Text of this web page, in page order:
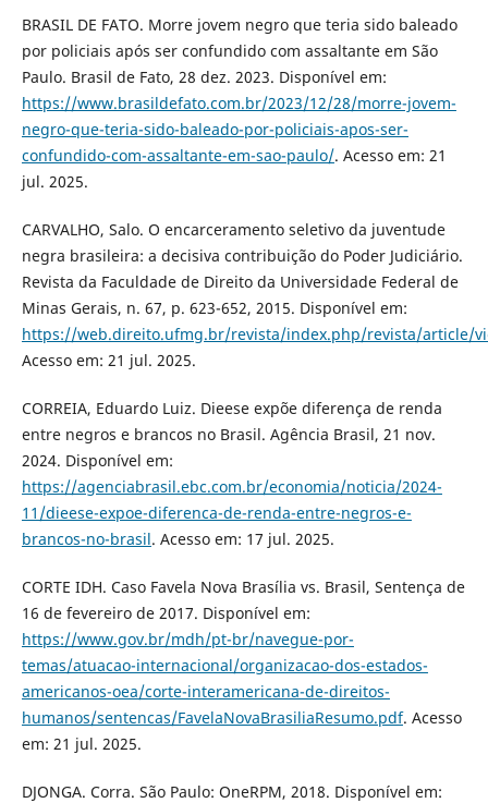
BRASIL DE FATO. Morre jovem negro que teria sido baleado
por policiais após ser confundido com assaltante em São
Paulo. Brasil de Fato, 28 dez. 2023. Disponível em:
https://www.brasildefato.com.br/2023/12/28/morre-jovem-
negro-que-teria-sido-baleado-por-policiais-apos-ser-
confundido-com-assaltante-em-sao-paulo/. Acesso em: 21
jul. 2025.
CARVALHO, Salo. O encarceramento seletivo da juventude
negra brasileira: a decisiva contribuição do Poder Judiciário.
Revista da Faculdade de Direito da Universidade Federal de
Minas Gerais, n. 67, p. 623-652, 2015. Disponível em:
https://web.direito.ufmg.br/revista/index.php/revista/article/
Acesso em: 21 jul. 2025.
CORREIA, Eduardo Luiz. Dieese expõe diferença de renda
entre negros e brancos no Brasil. Agência Brasil, 21 nov.
2024. Disponível em:
https://agenciabrasil.ebc.com.br/economia/noticia/2024-
11/dieese-expoe-diferenca-de-renda-entre-negros-e-
brancos-no-brasil. Acesso em: 17 jul. 2025.
CORTE IDH. Caso Favela Nova Brasília vs. Brasil, Sentença de
16 de fevereiro de 2017. Disponível em:
https://www.gov.br/mdh/pt-br/navegue-por-
temas/atuacao-internacional/organizacao-dos-estados-
americanos-oea/corte-interamericana-de-direitos-
humanos/sentencas/FavelaNovaBrasiliaResumo.pdf. Acesso
em: 21 jul. 2025.
DJONGA. Corra. São Paulo: OneRPM, 2018. Disponível em: